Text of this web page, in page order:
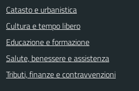
Catasto e urbanistica
Cultura e tempo libero
Educazione e formazione
Salute, benessere e assistenza
Tributi, finanze e contravvenzioni